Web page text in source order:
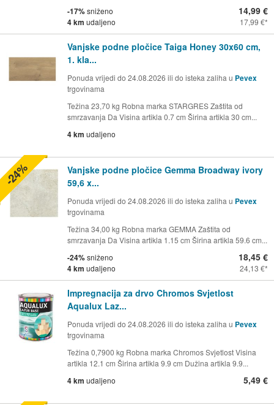
-17%sniženo
4 km udaljeno
14,99 €
17,99 €
Vanjske podne pločice Taiga Honey 30x60 cm,
1. kla...
Ponuda vrijedi do 24.08.2026 ili do isteka zaliha u Pevex
trgovinama
Težina 23,70 kg Robna marka STARGRES Zaštita od
smrzavanja Da Visina artikla 0.7 cm Širina artikla 30 cm...
4 km udaljeno
Vanjske podne pločice Gemma Broadway ivory
59,6 x...
Ponuda vrijedi do 24.08.2026 ili do isteka zaliha u Pevex
trgovinama
Težina 34,00 kg Robna marka GEMMA Zaštita od
smrzavanja Da Visina artikla 1.15 cm Širina artikla 59.6 cm...
-24%sniženo
4 km udaljeno
18,45 €
24,13 €
-24%
Impregnacija za drvo Chromos Svjetlost
Aqualux Laz...
Ponuda vrijedi do 24.08.2026 ili do isteka zaliha u Pevex
trgovinama
Težina 0,7900 kg Robna marka Chromos Svjetlost Visina
artikla 12.1 cm Širina artikla 9.9 cm Dužina artikla 9.9...
4 km udaljeno 5,49 €